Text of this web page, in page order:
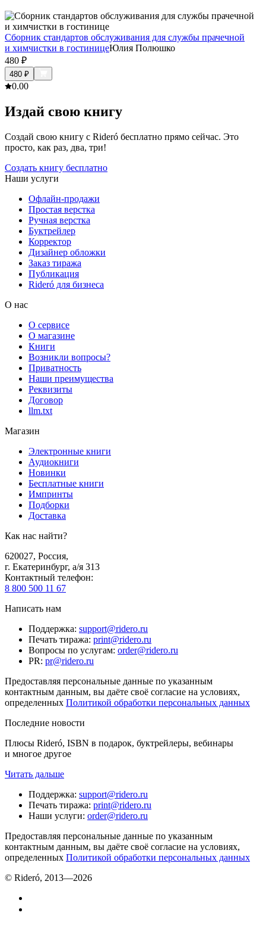
Сборник стандартов обслуживания для службы прачечной
и химчистки в гостиницеЮлия Полюшко
480 ₽
480 ₽
0.00
Издай свою книгу
Создай свою книгу с Rideró бесплатно прямо сейчас. Это
просто, как раз, два, три!
Создать книгу бесплатно
Наши услуги
Офлайн-продажи
Простая верстка
Ручная верстка
Буктрейлер
Корректор
Дизайнер обложки
Заказ тиража
Публикация
Rideró для бизнеса
О нас
О сервисе
О магазине
Книги
Возникли вопросы?
Приватность
Наши преимущества
Реквизиты
Договор
llm.txt
Магазин
Электронные книги
Аудиокниги
Новинки
Бесплатные книги
Импринты
Подборки
Доставка
Как нас найти?
620027, Россия,
г. Екатеринбург, а/я 313
Контактный телефон:
8 800 500 11 67
Написать нам
Поддержка: support@ridero.ru
Печать тиража: print@ridero.ru
Вопросы по услугам: order@ridero.ru
PR: pr@ridero.ru
Предоставляя персональные данные по указанным
контактным данным, вы даёте своё согласие на условиях,
определенных Политикой обработки персональных данных
Последние новости
Плюсы Rideró, ISBN в подарок, буктрейлеры, вебинары
и многое другое
Читать дальше
Поддержка: support@ridero.ru
Печать тиража: print@ridero.ru
Наши услуги: order@ridero.ru
Предоставляя персональные данные по указанным
контактным данным, вы даёте своё согласие на условиях,
определенных Политикой обработки персональных данных
© Rideró, 2013—2026